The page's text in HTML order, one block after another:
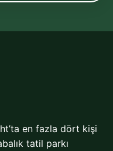
en fazla dört kişi
tatil parkı